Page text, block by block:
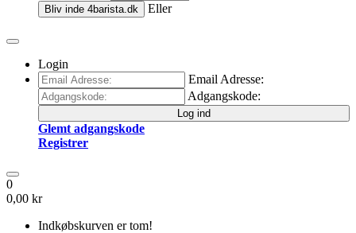
Bliv inde 4barista.dk Eller
Login
Email Adresse:
Adgangskode:
Log ind
Glemt adgangskode
Registrer
0
0,00 kr
Indkøbskurven er tom!